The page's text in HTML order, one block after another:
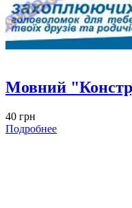
Мовний
40 грн
Подробнее